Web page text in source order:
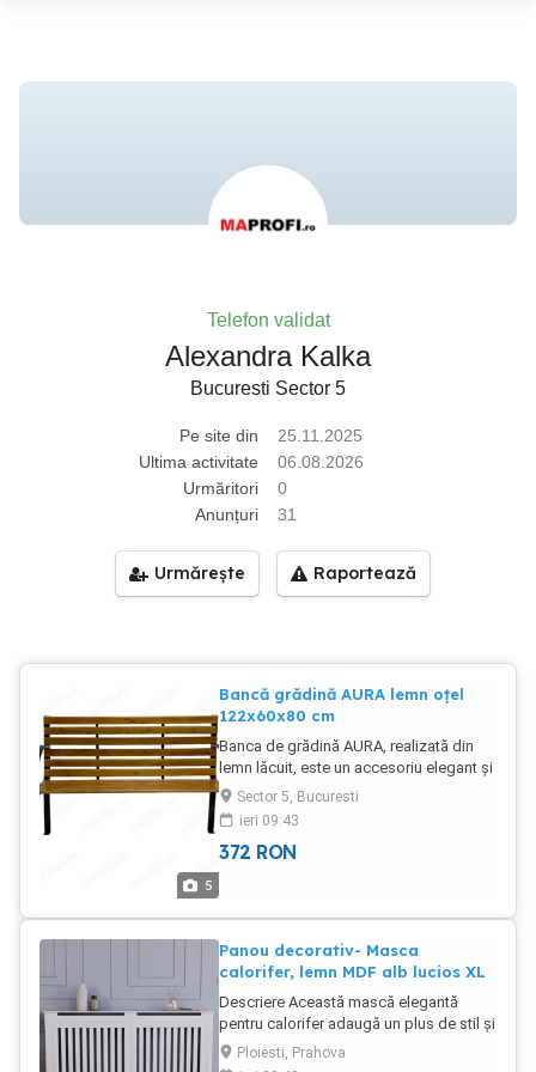
Telefon validat
Alexandra Kalka
Bucuresti Sector 5
Pe site din
25.11.2025
Ultima activitate
06.08.2026
Urmăritori
0
Anunțuri
31
Urmărește Raportează
5
Bancă grădină AURA lemn oțel
122x60x80 cm
Banca de grădină AURA, realizată din
lemn lăcuit, este un accesoriu elegant și
practic pentru grădina, terasa sau
balconul dumneavoastră. Caracteristici
principale: Bancă de grădină pentru 2
persoane Ideală pentru grădină, terasă
stabilă Întreținere ușoară Montaj facil
Specificații tehnice: Material: lemn,
cadru metalic Dimensiuni (lă x ad x în):
122 60 80 cm Înălțimea șezutului: 40 cm
Grosimea lemnului: 18x55 mm
Capacitate portantă: 240 kg Inclus: Set
de montaj pentru beton - 4 buc
Sector 5, Bucuresti
ieri 09:43
372 RON
Panou decorativ- Masca
calorifer, lemn MDF alb lucios XL
Descriere Această mască elegantă
pentru calorifer adaugă un plus de stil și
funcționalitate oricărei încăperi.
Fabricată din lemn MDF de calitate
Ploiesti, Prahova